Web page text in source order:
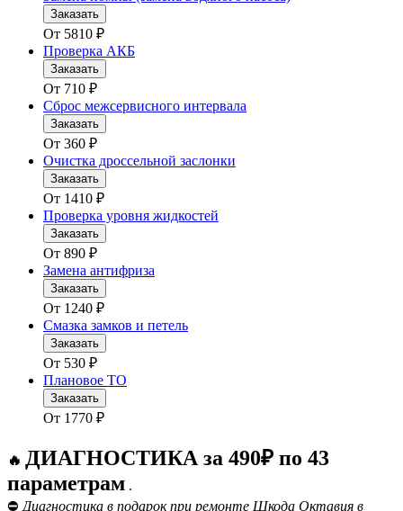
Заказать
От 5810 ₽
Проверка АКБ
Заказать
От 710 ₽
Сброс межсервисного интервала
Заказать
От 360 ₽
Очистка дроссельной заслонки
Заказать
От 1410 ₽
Проверка уровня жидкостей
Заказать
От 890 ₽
Замена антифриза
Заказать
От 1240 ₽
Смазка замков и петель
Заказать
От 530 ₽
Плановое ТО
Заказать
От 1770 ₽
🔥 ДИАГНОСТИКА за 490₽ по 43
параметрам .
⛔ Диагностика в подарок при ремонте Шкода Октавия в